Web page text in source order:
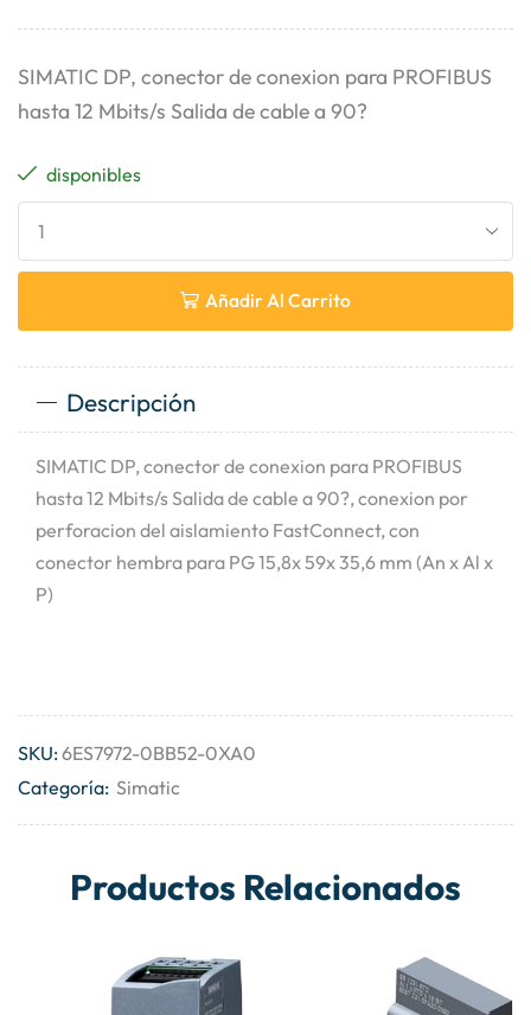
SIMATIC DP, conector de conexion para PROFIBUS
hasta 12 Mbits/s Salida de cable a 90?
disponibles
Añadir Al Carrito
Descripción
SIMATIC DP, conector de conexion para PROFIBUS
hasta 12 Mbits/s Salida de cable a 90?, conexion por
perforacion del aislamiento FastConnect, con
conector hembra para PG 15,8x 59x 35,6 mm (An x Al x
P)
SKU:6ES7972-0BB52-0XA0
Categoría: Simatic
Productos Relacionados